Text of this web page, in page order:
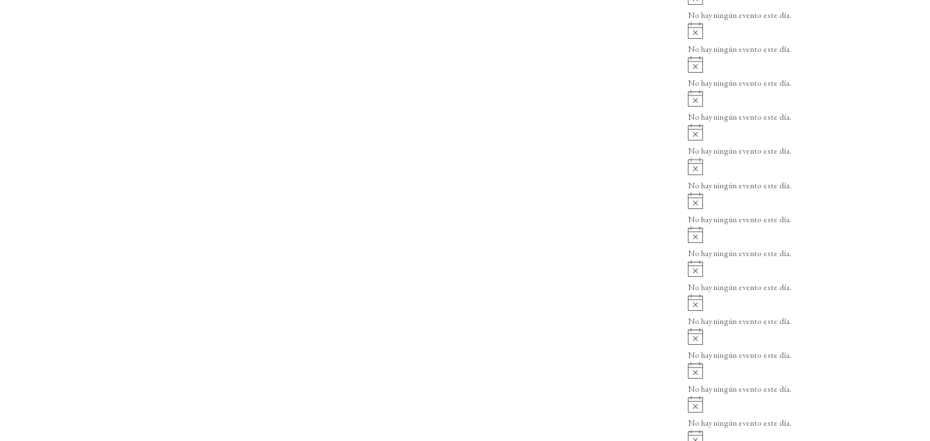
o
v
i
o
No hay ningún evento este día.
v
i
o
No hay ningún evento este día.
v
i
o
No hay ningún evento este día.
v
i
o
No hay ningún evento este día.
v
i
o
No hay ningún evento este día.
A
v
i
o
No hay ningún evento este día.
A
v
i
o
No hay ningún evento este día.
A
v
i
o
No hay ningún evento este día.
v
i
o
No hay ningún evento este día.
v
i
o
No hay ningún evento este día.
v
i
o
No hay ningún evento este día.
v
i
o
No hay ningún evento este día.
v
i
No hay ningún evento este día.